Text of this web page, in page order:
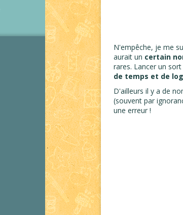
N'empêche, je me
aurait un certain
rares. Lancer un
de temps et de
D'ailleurs il y a de
(souvent par
une erreur !